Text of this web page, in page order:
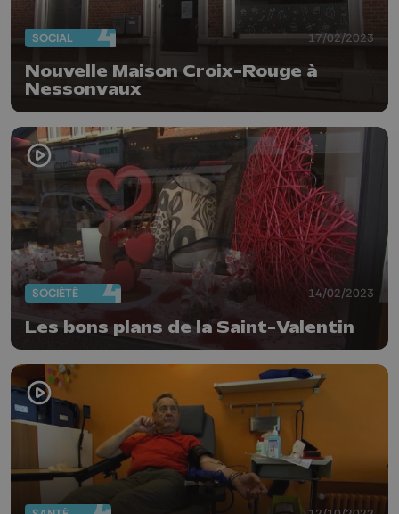
SOCIAL 17/02/2023
Nouvelle Maison Croix-Rouge à
Nessonvaux
SOCIÉTÉ 14/02/2023
Les bons plans de la Saint-Valentin